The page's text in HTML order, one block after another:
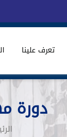
تعرف علينا
دورة